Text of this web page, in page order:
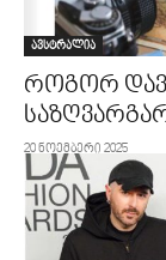
ავსტრალია
როგორ
20 ნოემბერი 2025